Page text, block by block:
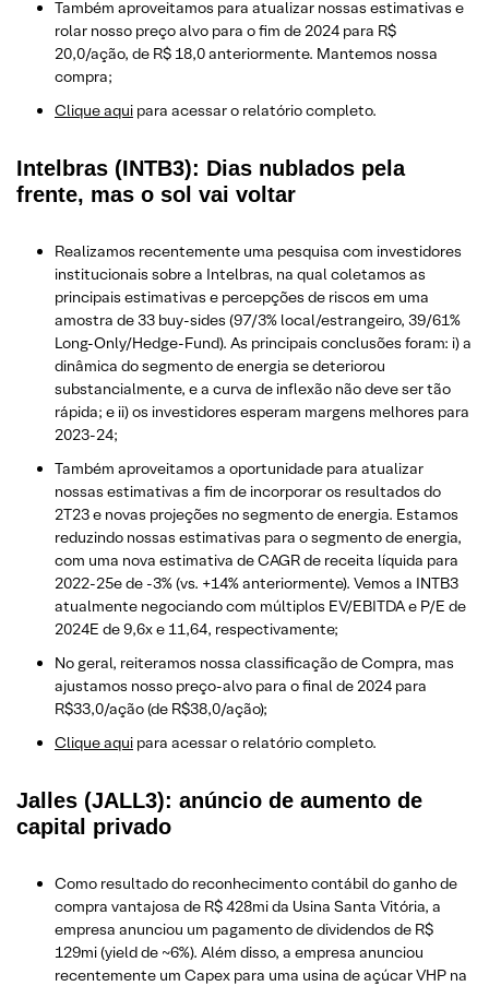
Também aproveitamos para atualizar nossas estimativas e
rolar nosso preço alvo para o fim de 2024 para R$
20,0/ação, de R$ 18,0 anteriormente. Mantemos nossa
compra;
Clique aqui para acessar o relatório completo.
Intelbras (INTB3): Dias nublados pela
frente, mas o sol vai voltar
Realizamos recentemente uma pesquisa com investidores
institucionais sobre a Intelbras, na qual coletamos as
principais estimativas e percepções de riscos em uma
amostra de 33 buy-sides (97/3% local/estrangeiro, 39/61%
Long-Only/Hedge-Fund). As principais conclusões foram: i) a
dinâmica do segmento de energia se deteriorou
substancialmente, e a curva de inflexão não deve ser tão
rápida; e ii) os investidores esperam margens melhores para
2023-24;
Também aproveitamos a oportunidade para atualizar
nossas estimativas a fim de incorporar os resultados do
2T23 e novas projeções no segmento de energia. Estamos
reduzindo nossas estimativas para o segmento de energia,
com uma nova estimativa de CAGR de receita líquida para
2022-25e de -3% (vs. +14% anteriormente). Vemos a INTB3
atualmente negociando com múltiplos EV/EBITDA e P/E de
2024E de 9,6x e 11,64, respectivamente;
No geral, reiteramos nossa classificação de Compra, mas
ajustamos nosso preço-alvo para o final de 2024 para
R$33,0/ação (de R$38,0/ação);
Clique aqui para acessar o relatório completo.
Jalles (JALL3): anúncio de aumento de
capital privado
Como resultado do reconhecimento contábil do ganho de
compra vantajosa de R$ 428mi da Usina Santa Vitória, a
empresa anunciou um pagamento de dividendos de R$
129mi (yield de ~6%). Além disso, a empresa anunciou
recentemente um Capex para uma usina de açúcar VHP na